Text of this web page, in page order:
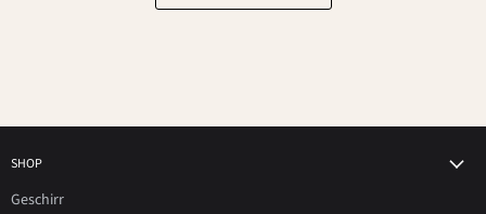
SHOP
Geschirr